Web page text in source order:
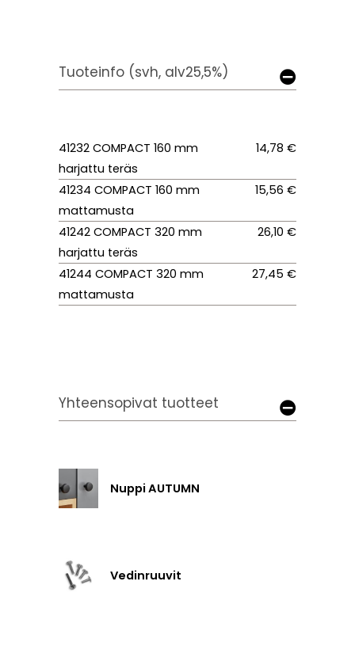
Tuoteinfo (svh, alv25,5%)
41232 COMPACT 160 mm
harjattu teräs
14,78 €
41234 COMPACT 160 mm
mattamusta
15,56 €
41242 COMPACT 320 mm
harjattu teräs
26,10 €
41244 COMPACT 320 mm
mattamusta
27,45 €
Yhteensopivat tuotteet
Nuppi AUTUMN
Vedinruuvit